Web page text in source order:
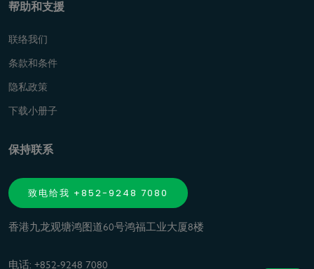
帮助和支援
联络我们
条款和条件
隐私政策
下载小册子
保持联系
致电给我 +852-9248 7080
香港九龙观塘鸿图道60号鸿福工业大厦8楼
电话: +852-9248 7080